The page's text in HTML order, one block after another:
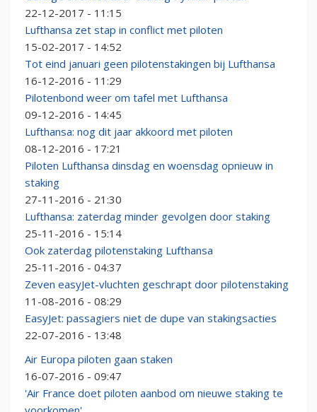
22-12-2017 - 11:15
Lufthansa zet stap in conflict met piloten
15-02-2017 - 14:52
Tot eind januari geen pilotenstakingen bij Lufthansa
16-12-2016 - 11:29
Pilotenbond weer om tafel met Lufthansa
09-12-2016 - 14:45
Lufthansa: nog dit jaar akkoord met piloten
08-12-2016 - 17:21
Piloten Lufthansa dinsdag en woensdag opnieuw in
staking
27-11-2016 - 21:30
Lufthansa: zaterdag minder gevolgen door staking
25-11-2016 - 15:14
Ook zaterdag pilotenstaking Lufthansa
25-11-2016 - 04:37
Zeven easyJet-vluchten geschrapt door pilotenstaking
11-08-2016 - 08:29
EasyJet: passagiers niet de dupe van stakingsacties
22-07-2016 - 13:48
Air Europa piloten gaan staken
16-07-2016 - 09:47
'Air France doet piloten aanbod om nieuwe staking te